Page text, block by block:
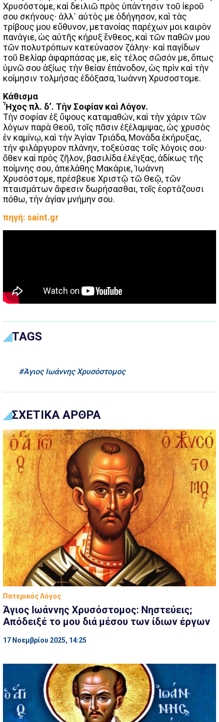
Χρυσόστομε, καὶ δειλιῶ πρὸς ὑπάντησιν τοῦ ἱεροῦ
σου σκήνους∙ ἀλλ᾿ αὐτὸς με ὁδήγησον, καὶ τὰς
τρίβους μου εὔθυνον, μετανοίας παρέχων μοι καιρὸν
πανάγιε, ὡς αὐτῆς κήρυξ ἔνθεος, καὶ τῶν παθῶν μου
τῶν πολυτρόπων κατεύνασον ζάλην∙ καὶ παγίδων
τοῦ Βελίαρ ἀφαρπάσας με, εἰς τέλος σῶσόν με, ὅπως
ὑμνῶ σου ἀξίως τὴν θείαν ἐπάνοδον, ὡς πρὶν καὶ τὴν
κοίμησιν τολμήσας ἐδόξασα, Ἰωάννη Χρυσοστομε.
Κάθισμα
Ἦχος πλ. δ’. Τὴν Σοφίαν καὶ Λόγον.
Τὴν σοφίαν ἐξ ὕψους καταμαθών, καὶ τὴν χάριν τῶν
λόγων παρὰ Θεοῦ, τοῖς πᾶσιν ἐξέλαμψας, ὡς χρυσὸς
ἐν καμίνῳ, καὶ τὴν Ἁγίαν Τριάδα, Μονάδα ἐκήρυξας,
τήν φιλάργυρον πλάνην, τοξεύσας τοῖς λόγοις σου∙
ὅθεν καὶ πρὸς ζῆλον, βασιλίδα ἐλέγξας, ἀδίκως τῆς
ποίμνης σου, ἀπελάθης Μακάριε, Ἰωάννη
Χρυσόστομε, πρέσβευε Χριστῷ τῶ Θεῷ, τῶν
πταισμάτων ἄφεσιν δωρήσασθαι, τοῖς ἑορτάζουσι
πόθω, τὴν ἁγίαν μνήμην σου.
πηγή: saint.gr
TAGS
Άγιος Ιωάννης Χρυσόστομος
ΣΧΕΤΙΚΑ ΑΡΘΡΑ
Πατερικός Λόγος
Άγιος Ιωάννης Χρυσόστομος: Νηστεύεις;
Απόδειξέ το μου διά μέσου των ίδιων έργων
17 Νοεμβρίου 2025, 14:25